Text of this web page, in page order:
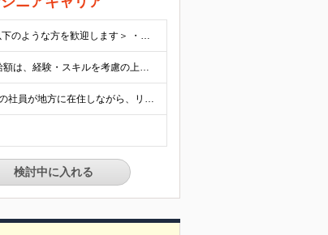
■学歴不問 ■開発エンジニアとしての実務経験（言語・年数不問） ＜以下のような方を歓迎します＞ ・モダンな技術にチャレンジしたい方 ・新しい領域にチャレンジしたい方
■月給35万円～75万円 ★前職給与保障 ★年間平均昇給率約10％ ※月給額は、経験・スキルを考慮の上、決定いたします ※上記月給額には、みなし残業代3万円～7万円（月20時間分）が含まれています 月20時間を超える残業が発生した場合は別途時間外手当を全額支給いたします ※試用期間はありません 【年間平均昇給率約10％】 「業界最高水準の報酬を実現する」ことも当社の目標の1つ。 スキルを磨き、成果を上げた分はしっかり還元します！
＜リモート率100％＞ ・フルリモート95％ ・ハイブリッド5% ★30％の社員が地方に在住しながら、リモート環境でプロジェクトに参画しています。全国どこにお住まいでも働ける環境が整っています。まずはお気軽にご応募ください！ ■本社：東京都港区南青山3-8-40 青山センタービル2F ※屋内全面禁煙 (変更の範囲)上記を除く当社関連勤務地
検討中に入れる